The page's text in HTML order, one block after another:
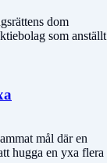
dom
som anställt
mål där en
hugga en yxa flera